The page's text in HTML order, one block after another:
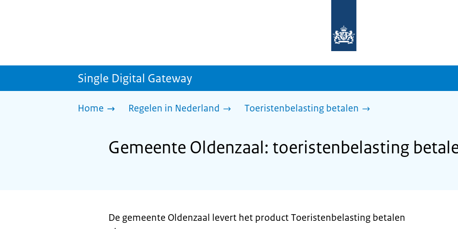
homepage
sdg.rijksoverheid.nl
Single Digital Gateway
Home Regelen in Nederland Toeristenbelasting betalen
Gemeente Oldenzaal: toeristenbelasting
De gemeente Oldenzaal levert het product Toeristenbelasting betalen